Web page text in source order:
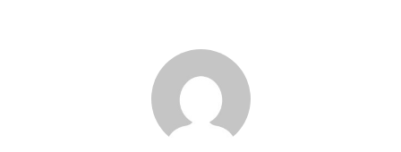
بالمحافظة ، ومن جانبه قدم الدكتور إسماعيل كمال
شكره لوزارة التموين والتجارة الداخلية بقيادة الدكتور
شريف فاروق على الجهود الوطنية التى يتم بذلها
للتخفيف على المواطنين ، وتلبية مطالبهم وإحتياجاتهم،